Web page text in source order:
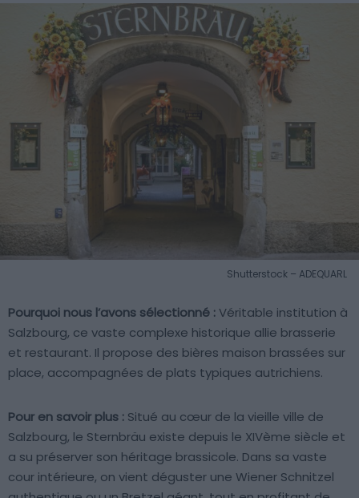
Shutterstock – ADEQUARL
Pourquoi nous l’avons sélectionné :Véritable institution à
Salzbourg, ce vaste complexe historique allie brasserie
et restaurant. Il propose des bières maison brassées sur
place, accompagnées de plats typiques autrichiens.
Pour en savoir plus : Situé au cœur de la vieille ville de
Salzbourg, le Sternbräu existe depuis le XIVème siècle et
a su préserver son héritage brassicole. Dans sa vaste
cour intérieure, on vient déguster une Wiener Schnitzel